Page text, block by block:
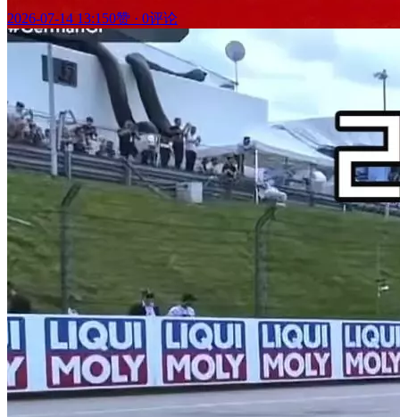
2026-07-14 13:150赞 · 0评论